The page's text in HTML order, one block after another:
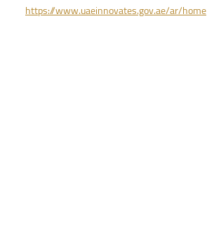
https://www.uaeinnovates.gov.ae/ar/home